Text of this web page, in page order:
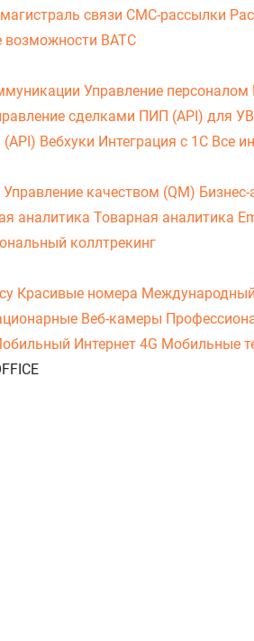
связи СМС-рассылки
возможности ВАТС
Управление персоналом
сделками ПИП (API) для
Вебхуки Интеграция с 1С Все
Управление качеством (QM)
аналитика Товарная аналитика
коллтрекинг
Красивые номера
Веб-камеры
Интернет 4G Мобильные